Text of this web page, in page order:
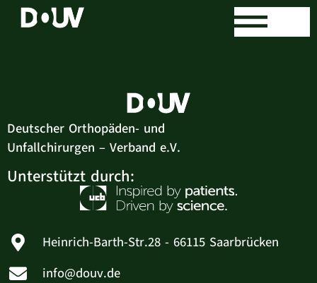
Jörg Reincke
Deutscher Orthopäden- und
Unfallchirurgen – Verband e.V.
Unterstützt durch:
Heinrich-Barth-Str.28 - 66115 Saarbrücken
info@douv.de